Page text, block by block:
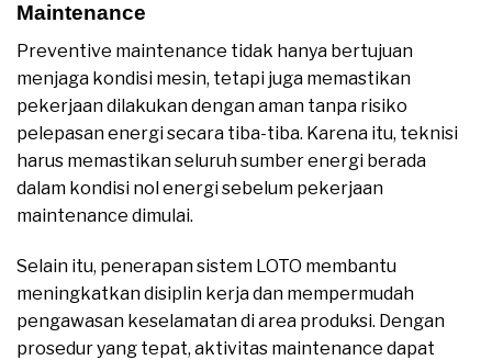
Maintenance
Preventive maintenance tidak hanya bertujuan
menjaga kondisi mesin, tetapi juga memastikan
pekerjaan dilakukan dengan aman tanpa risiko
pelepasan energi secara tiba-tiba. Karena itu, teknisi
harus memastikan seluruh sumber energi berada
dalam kondisi nol energi sebelum pekerjaan
maintenance dimulai.
Selain itu, penerapan sistem LOTO membantu
meningkatkan disiplin kerja dan mempermudah
pengawasan keselamatan di area produksi. Dengan
prosedur yang tepat, aktivitas maintenance dapat